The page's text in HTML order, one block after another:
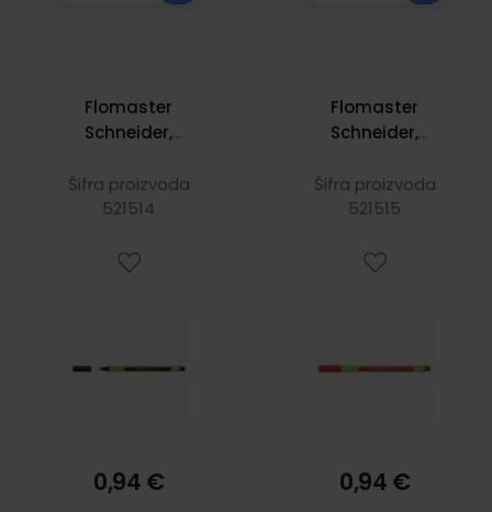
Flomaster
Schneider,
0,4 mm, crni
Šifra proizvoda
521514
0,94 €
Flomaster
Schneider,
0,4 mm, crveni
Šifra proizvoda
521515
0,94 €